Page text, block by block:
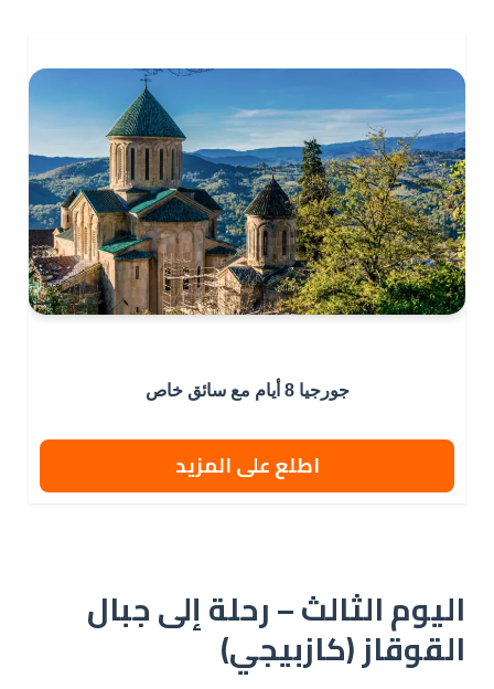
جورجيا 8 أيام مع سائق خاص
اطلع على المزيد
اليوم الثالث – رحلة إلى جبال
القوقاز (كازبيجي)